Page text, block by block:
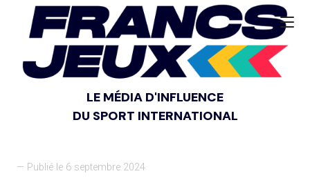
LE MÉDIA D'INFLUENCE
DU SPORT INTERNATIONAL
— Publié le 6 septembre 2024